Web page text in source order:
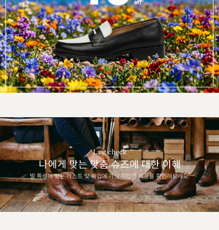
Last check
나에게 맞는 맞춤 슈즈에 대한 이해
발 특성에 맞는 라스트 및 쉐입에 가장 적합한 제품을 확인해보세요.